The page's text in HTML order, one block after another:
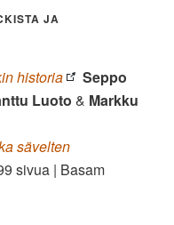
JA
historia
Seppo
Luoto & Markku
sävelten
sivua | Basam